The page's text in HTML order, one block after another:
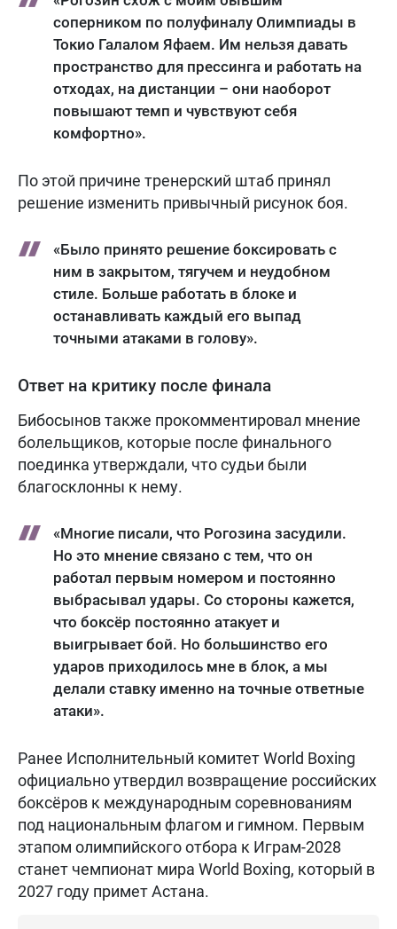
соперником по полуфиналу Олимпиады в
Токио Галалом Яфаем. Им нельзя давать
пространство для прессинга и работать на
отходах, на дистанции – они наоборот
повышают темп и чувствуют себя
комфортно».
По этой причине тренерский штаб принял
решение изменить привычный рисунок боя.
«Было принято решение боксировать с
ним в закрытом, тягучем и неудобном
стиле. Больше работать в блоке и
останавливать каждый его выпад
точными атаками в голову».
Ответ на критику после финала
Бибосынов также прокомментировал мнение
болельщиков, которые после финального
поединка утверждали, что судьи были
благосклонны к нему.
«Многие писали, что Рогозина засудили.
Но это мнение связано с тем, что он
работал первым номером и постоянно
выбрасывал удары. Со стороны кажется,
что боксёр постоянно атакует и
выигрывает бой. Но большинство его
ударов приходилось мне в блок, а мы
делали ставку именно на точные ответные
атаки».
Ранее Исполнительный комитет World Boxing
официально утвердил возвращение российских
боксёров к международным соревнованиям
под национальным флагом и гимном. Первым
этапом олимпийского отбора к Играм-2028
станет чемпионат мира World Boxing, который в
2027 году примет Астана.